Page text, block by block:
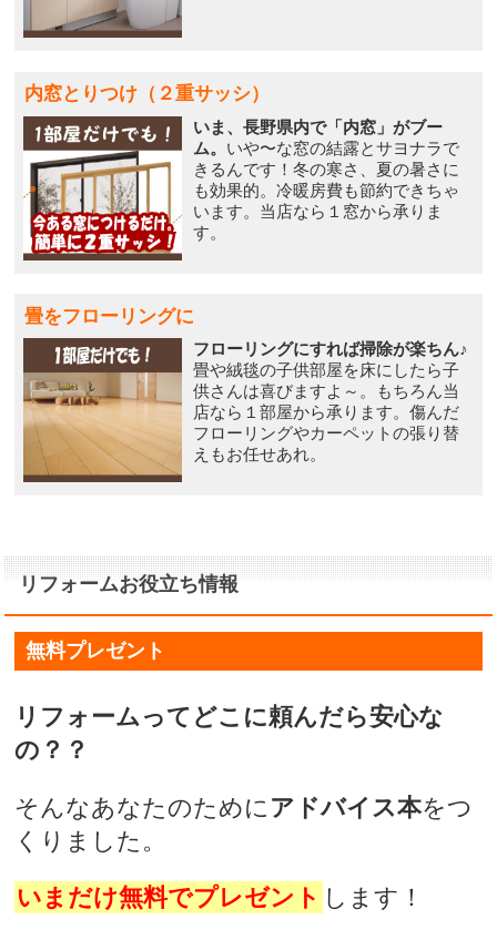
内窓とりつけ（２重サッシ）
いま、長野県内で「内窓」がブー
ム。 いや〜な窓の結露とサヨナラで
きるんです！冬の寒さ、夏の暑さに
も効果的。冷暖房費も節約できちゃ
います。当店なら１窓から承りま
す。
畳をフローリングに
フローリングにすれば掃除が楽ちん♪
畳や絨毯の子供部屋を床にしたら子
供さんは喜びますよ～。もちろん当
店なら１部屋から承ります。傷んだ
フローリングやカーペットの張り替
えもお任せあれ。
リフォームお役立ち情報
無料プレゼント
リフォームってどこに頼んだら安心な
の？？
そんなあなたのために アドバイス本をつ
くりました。
いまだけ無料でプレゼント します！